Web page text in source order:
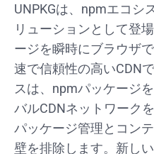
UNPKGは、npmエコシ
リューションとして登
ージを瞬時にブラウザ
速で信頼性の高いCDN
スは、npmパッケージ
バルCDNネットワーク
パッケージ管理とコン
壁を排除します。新し